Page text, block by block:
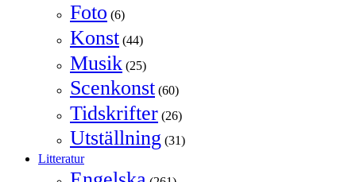
Foto (6)
Konst (44)
Musik (25)
Scenkonst (60)
Tidskrifter (26)
Utställning (31)
Litteratur